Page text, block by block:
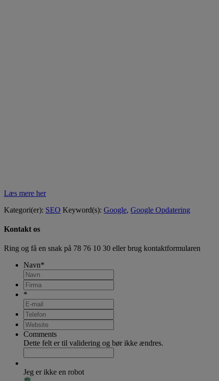
Læs mere her
Kategori(er): SEO Keyword(s): Google, Google Opdatering
Kontakt os
Ring og få en snak på 78 76 10 30 eller brug kontaktformularen
Navn*
*
Comments
Dette felt er til validering og bør ikke ændres.
Jeg er ikke en robot